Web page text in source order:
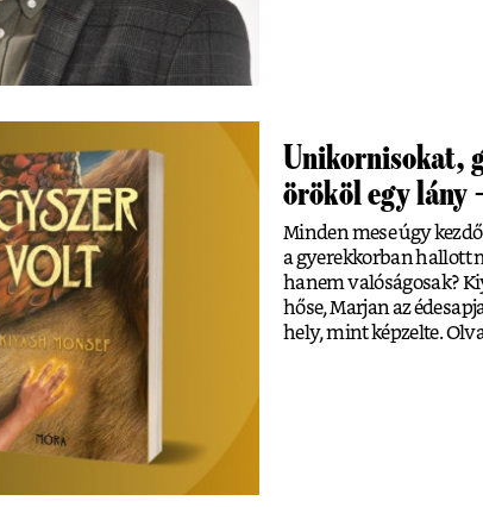
Unikornisokat,
örököl egy lány
Minden mese úgy
a gyerekkorban hallott
hanem valóságosak?
hőse, Marjan az
hely, mint képzelte.